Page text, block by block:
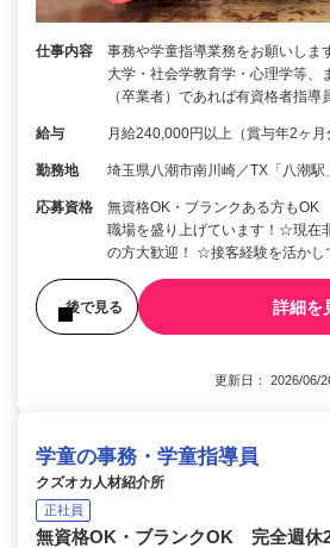
仕事内容
事務や学童指導業務をお願いしま
大学・社会学教育学・心理学等、
（卒業者）であれば有資格者指
給与 月給240,000円以上（賞与年2ヶ月
勤務地 埼玉県八潮市南川崎／TX「八潮
応募資格
無資格OK・ブランクある方も
職場を盛り上げています！☆現在
の方大歓迎！ ☆接客経験を活か
後で見る 詳細を
更新日： 2026/
学童の事務・学童指導員
クズオカ人材紹介所
正社員
無資格OK・ブランクOK 完全週休2